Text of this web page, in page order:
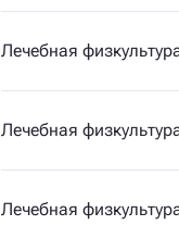
Лечебная
Лечебная
Лечебная